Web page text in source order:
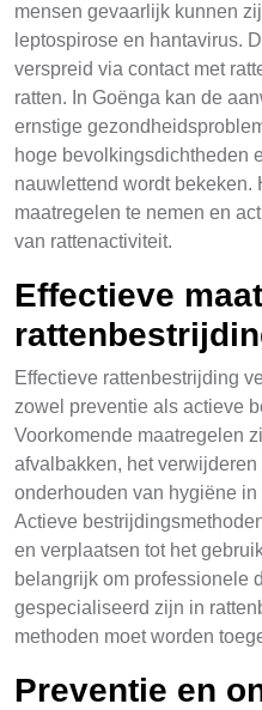
mensen gevaarlijk kunnen
leptospirose en hantavirus.
verspreid via contact met
ratten. In Goënga kan de
ernstige
hoge bevolkingsdichtheden
nauwlettend wordt bekeken.
maatregelen te nemen en
van rattenactiviteit.
Effectieve
Effectieve rattenbestrijding
zowel preventie als actieve
Voorkomende maatregelen
afvalbakken, het
onderhouden van hygiëne
Actieve
en verplaatsen tot het
belangrijk om professionele
gespecialiseerd zijn in
methoden moet worden
Preventie en